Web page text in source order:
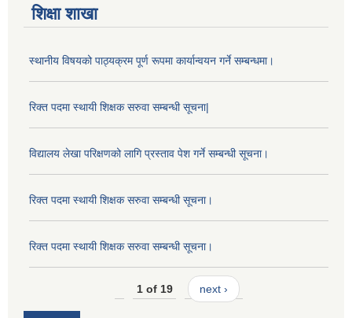
शिक्षा शाखा
स्थानीय विषयको पाठ्यक्रम पूर्ण रूपमा कार्यान्वयन गर्ने सम्बन्धमा।
रिक्त पदमा स्थायी शिक्षक सरुवा सम्बन्धी सूचना|
विद्यालय लेखा परिक्षणको लागि प्रस्ताव पेश गर्ने सम्बन्धी सूचना।
रिक्त पदमा स्थायी शिक्षक सरुवा सम्बन्धी सूचना।
रिक्त पदमा स्थायी शिक्षक सरुवा सम्बन्धी सूचना।
1 of 19 next ›